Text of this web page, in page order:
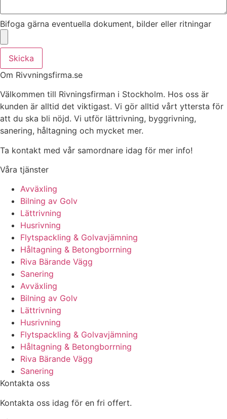
Bifoga gärna eventuella dokument, bilder eller ritningar
Skicka
Om Rivvningsfirma.se
Välkommen till Rivningsfirman i Stockholm. Hos oss är
kunden är alltid det viktigast. Vi gör alltid vårt yttersta för
att du ska bli nöjd. Vi utför lättrivning, byggrivning,
sanering, håltagning och mycket mer.
Ta kontakt med vår samordnare idag för mer info!
Våra tjänster
Avväxling
Bilning av Golv
Lättrivning
Husrivning
Flytspackling & Golvavjämning
Håltagning & Betongborrning
Riva Bärande Vägg
Sanering
Avväxling
Bilning av Golv
Lättrivning
Husrivning
Flytspackling & Golvavjämning
Håltagning & Betongborrning
Riva Bärande Vägg
Sanering
Kontakta oss
Kontakta oss idag för en fri offert.